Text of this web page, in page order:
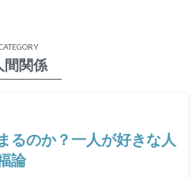
間関係
るのか？一人が好きな人
論